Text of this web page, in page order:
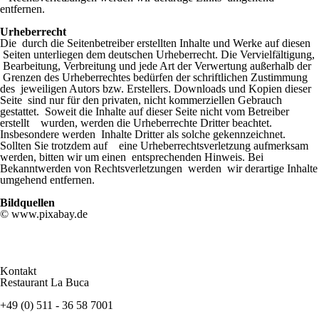
entfernen.
Urheberrecht
Die durch die Seitenbetreiber erstellten Inhalte und Werke auf diesen
Seiten unterliegen dem deutschen Urheberrecht. Die Vervielfältigung,
Bearbeitung, Verbreitung und jede Art der Verwertung außerhalb der
Grenzen des Urheberrechtes bedürfen der schriftlichen Zustimmung
des jeweiligen Autors bzw. Erstellers. Downloads und Kopien dieser
Seite sind nur für den privaten, nicht kommerziellen Gebrauch
gestattet. Soweit die Inhalte auf dieser Seite nicht vom Betreiber
erstellt wurden, werden die Urheberrechte Dritter beachtet.
Insbesondere werden Inhalte Dritter als solche gekennzeichnet.
Sollten Sie trotzdem auf eine Urheberrechtsverletzung aufmerksam
werden, bitten wir um einen entsprechenden Hinweis. Bei
Bekanntwerden von Rechtsverletzungen werden wir derartige Inhalte
umgehend entfernen.
Bildquellen
© www.pixabay.de
Kontakt
Restaurant La Buca
+49 (0) 511 - 36 58 7001